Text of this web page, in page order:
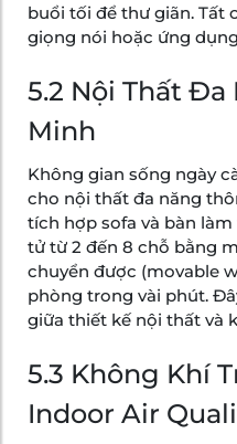
buổi tối để thư giãn. Tất
giọng nói hoặc ứng
5.2 Nội Thất Đa
Minh
Không gian sống ngày
cho nội thất đa năng
tích hợp sofa và bàn
tử từ 2 đến 8 chỗ bằng
chuyển được (movable
phòng trong vài phút.
giữa thiết kế nội thất và
5.3 Không Khí
Indoor Air